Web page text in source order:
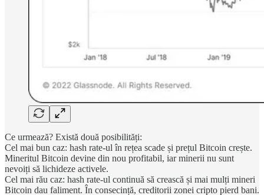
Ce urmează? Există două posibilități:
Cel mai bun caz: hash rate-ul în rețea scade și prețul Bitcoin crește.
Mineritul Bitcoin devine din nou profitabil, iar minerii nu sunt
nevoiți să lichideze activele.
Cel mai rău caz: hash rate-ul continuă să crească și mai mulți mineri
Bitcoin dau faliment. În consecință, creditorii zonei cripto pierd bani.